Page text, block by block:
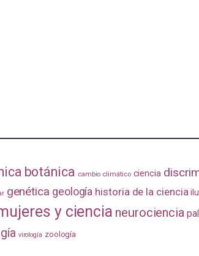
botánica cambio climático ciencia
genética geología historia de la ciencia
y ciencia neurociencia
virología zoología